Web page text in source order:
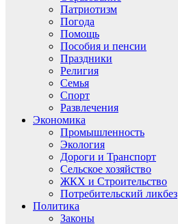
Патриотизм
Погода
Помощь
Пособия и пенсии
Праздники
Религия
Семья
Спорт
Развлечения
Экономика
Промышленность
Экология
Дороги и Транспорт
Сельское хозяйство
ЖКХ и Строительство
Потребительский ликбез
Политика
Законы